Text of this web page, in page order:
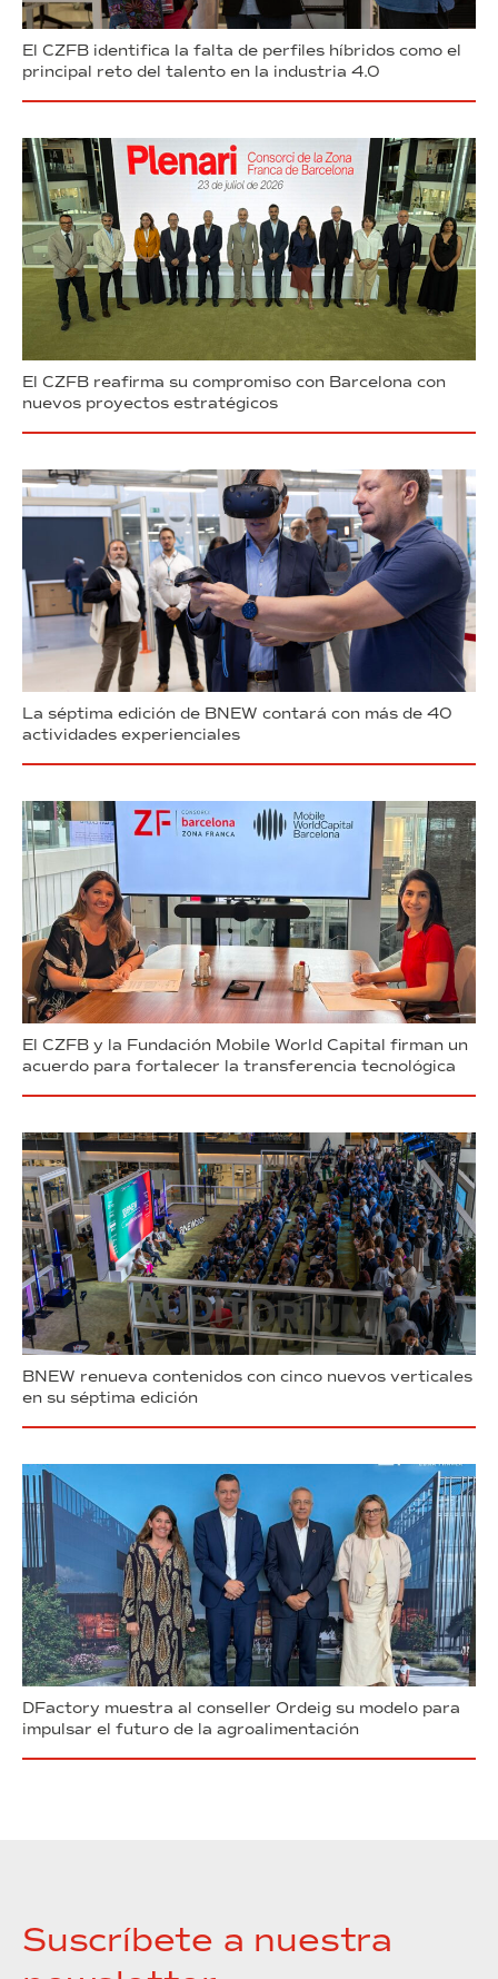
El CZFB identifica la falta de perfiles híbridos como el
principal reto del talento en la industria 4.0
El CZFB reafirma su compromiso con Barcelona con
nuevos proyectos estratégicos
La séptima edición de BNEW contará con más de 40
actividades experienciales
El CZFB y la Fundación Mobile World Capital firman un
acuerdo para fortalecer la transferencia tecnológica
BNEW renueva contenidos con cinco nuevos verticales
en su séptima edición
DFactory muestra al conseller Ordeig su modelo para
impulsar el futuro de la agroalimentación
Suscríbete a nuestra